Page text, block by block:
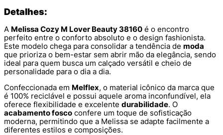
Detalhes:
A Melissa Cozy M Lover Beauty 38160 é o encontro
perfeito entre o conforto absoluto e o design fashionista.
Este modelo chega para consolidar a tendência de moda
que prioriza o bem-estar sem abrir mão da elegância, sendo
ideal para quem busca um calçado versátil e cheio de
personalidade para o dia a dia.
Confeccionada em Melflex, o material icônico da marca que
é 100% reciclável e possui aquele aroma inconfundível, ela
oferece flexibilidade e excelente durabilidade. O
acabamento fosco confere um toque de sofisticação
moderna, permitindo que a Melissa se adapte facilmente a
diferentes estilos e composições.